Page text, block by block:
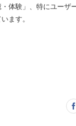
体験」、特にユーザ
ます。